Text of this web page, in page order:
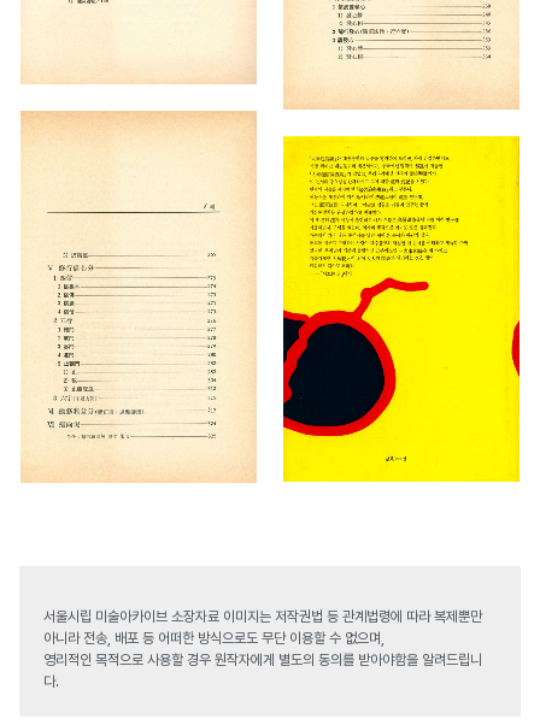
서울시립 미술아카이브 소장자료 이미지는 저작권법 등 관계법령에 따라 복제뿐만
아니라 전송, 배포 등 어떠한 방식으로도 무단 이용할 수 없으며,
영리적인 목적으로 사용할 경우 원작자에게 별도의 동의를 받아야함을 알려드립니
다.